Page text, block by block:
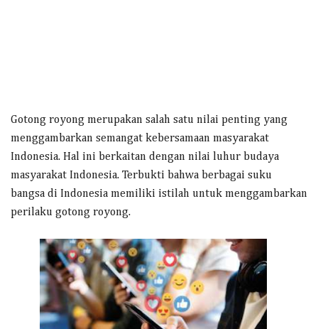
Gotong royong merupakan salah satu nilai penting yang
menggambarkan semangat kebersamaan masyarakat
Indonesia. Hal ini berkaitan dengan nilai luhur budaya
masyarakat Indonesia. Terbukti bahwa berbagai suku
bangsa di Indonesia memiliki istilah untuk menggambarkan
perilaku gotong royong.